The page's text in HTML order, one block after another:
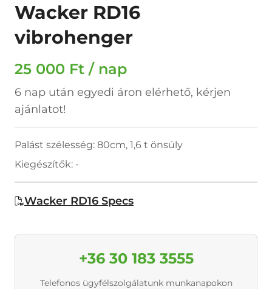
Wacker RD16
vibrohenger
25 000 Ft / nap
6 nap után egyedi áron elérhető, kérjen
ajánlatot!
Palást szélesség: 80cm, 1,6 t önsúly
Kiegészítők: -
Wacker RD16 Specs
+36 30 183 3555
Telefonos ügyfélszolgálatunk munkanapokon